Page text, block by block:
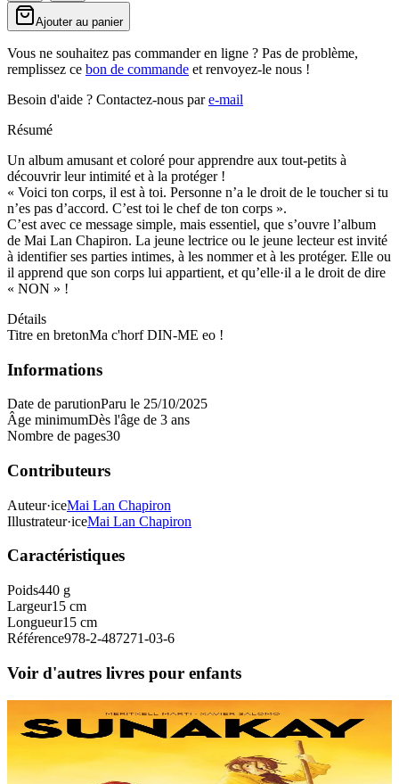
Ajouter au panier
Vous ne souhaitez pas commander en ligne ? Pas de problème,
remplissez ce bon de commande et renvoyez-le nous !
Besoin d'aide ? Contactez-nous pare-mail
Résumé
Un album amusant et coloré pour apprendre aux tout-petits à
découvrir leur intimité et à la protéger !
« Voici ton corps, il est à toi. Personne n’a le droit de le toucher si tu
n’es pas d’accord. C’est toi le chef de ton corps ».
C’est avec ce message simple, mais essentiel, que s’ouvre l’album
de Mai Lan Chapiron. La jeune lectrice ou le jeune lecteur est invité
à identifier ses parties intimes, à les nommer et à les protéger. Elle ou
il apprend que son corps lui appartient, et qu’elle·il a le droit de dire
« NON » !
Détails
Titre en bretonMa c'horf DIN-ME eo !
Informations
Date de parutionParu le 25/10/2025
Âge minimumDès l'âge de 3 ans
Nombre de pages30
Contributeurs
Auteur·iceMai Lan Chapiron
Illustrateur·iceMai Lan Chapiron
Caractéristiques
Poids440 g
Largeur15 cm
Longueur15 cm
Référence978-2-487271-03-6
Voir d'autres livres pour enfants
TES
Sunakay